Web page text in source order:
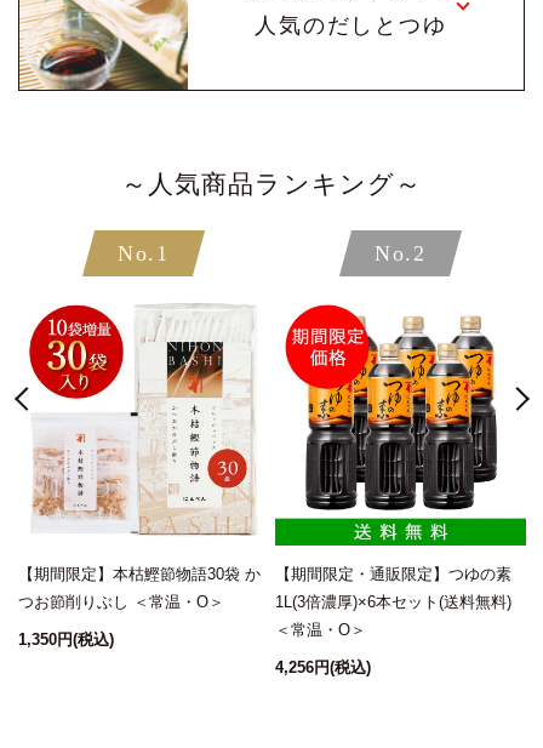
人気のだしとつゆ
～人気商品ランキング～
No.1
【期間限定】本枯鰹節物語30袋 か
つお節削りぶし ＜常温・O＞
1,350円(税込)
No.2
【期間限定・通販限定】つゆの素
1L(3倍濃厚)×6本セット(送料無料)
＜常温・O＞
4,256円(税込)